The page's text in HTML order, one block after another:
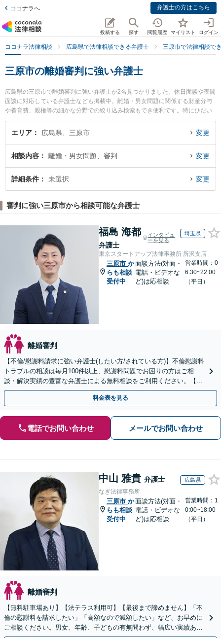
ココナラへ 弁護士の方はこちら
投稿する 探す 閲覧履歴 マイリスト ログイン
ココナラ法律相談 広島県で法律相談できる弁護士 三原市で法律相談で
三原市の離婚審判に強い弁護士
広島県の三原市で離婚審判に強い弁護士が2名見つかりました。休日面談や夜間
面談に対応している弁護士なども掲載中。離婚・男女問題に関係する財産分与
や養育費、親権等の細かな分野での絞り込み検索もでき便利です。特にひだい
法律事務所の干鯛 潤弁護士や山根法律会計事務所の山根 務弁護士のプロフィー
ル情報や弁護士費用、強みなどが注目されています。『三原市で土日や夜間に
判を法律相談できる三原市内の弁護士に相談予約したい』などでお困りの相談
者さんにおすすめです。
エリア 広島県、三原市 変更
相談内容 離婚・男女問題、審判 変更
詳細条件 未選択 変更
審判に強い三原市から相談可能な弁護士
福島 海都
弁護士
インタビュ
ーを見る
埼玉県
東京スタートアップ法律事務所 所沢支店
三原市 か
らも相談
受付中
面談方法(対面・
電話・ビデオな
ど)は応相談
営業時間：0
6:30~22:00
（平日）
離婚審判
【不倫/慰謝料請求に強い弁護士(したい方/されている方)】不倫慰謝料
トラブルの相談は毎月100件以上、慰謝料問題でお困りの方はご相
談・解決実績の豊富な弁護士による無料相談をご利用ください。【不
倫相談は初回0円】【全国対応】
料金表を見る
電話でお問い合わせ メールでお問い合わせ
中山 雅貴 弁護士 広島県
なぎ法律事務所
三原市 か
らも相談
受付中
面談方法(対面・
電話・ビデオな
ど)は応相談
営業時間：1
0:00~18:00
（平日）
離婚審判
【無料駐車場あり】【法テラス利用可】【最後まで諦めません】「不
倫の慰謝料を請求したい」「高額なので減額したい」など、お早めに
ご相談ください。男女、年齢、子どもの有無問わず、幅広い実績あ